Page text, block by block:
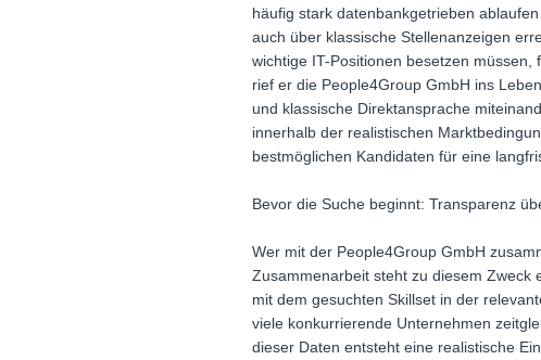
häufig stark datenbankgetrieben
auch über klassische Stellenanzeigen
wichtige IT-Positionen besetzen
rief er die People4Group GmbH ins
und klassische Direktansprache
innerhalb der realistischen
bestmöglichen Kandidaten für eine
Bevor die Suche beginnt: Transparenz
Wer mit der People4Group GmbH
Zusammenarbeit steht zu diesem Zweck
mit dem gesuchten Skillset in der
viele konkurrierende Unternehmen
dieser Daten entsteht eine realistische